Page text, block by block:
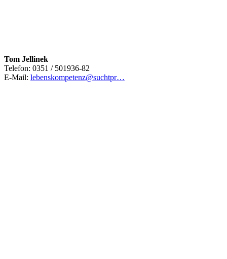
Tom Jellinek
Telefon: 0351 / 501936-82
E-Mail: lebenskompetenz@suchtpr…